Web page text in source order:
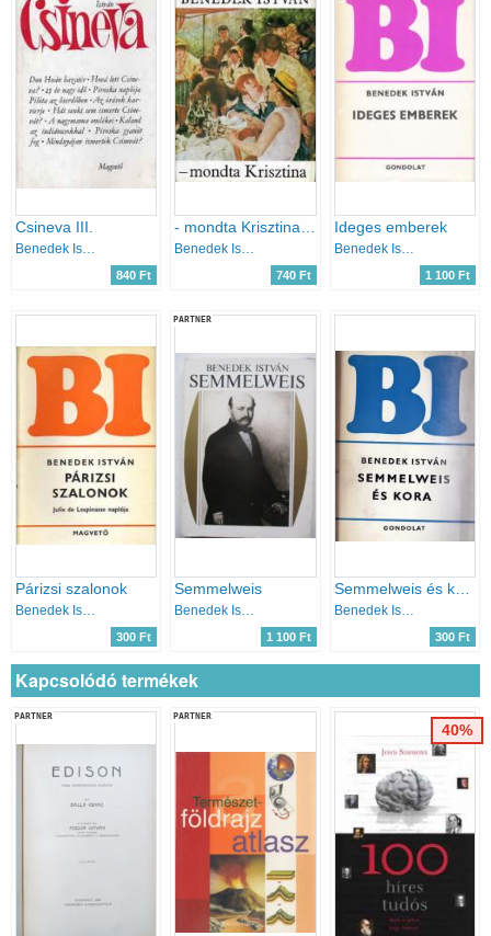
Csineva III.
Benedek István
840 Ft
Benedek István
740 Ft
Ideges emberek
Benedek István
1 100 Ft
Párizsi szalonok
300 Ft
PARTNER
Semmelweis
1 100 Ft
Semmelweis és kora
Benedek István
300 Ft
Kapcsolódó termékek
PARTNER PARTNER
40%